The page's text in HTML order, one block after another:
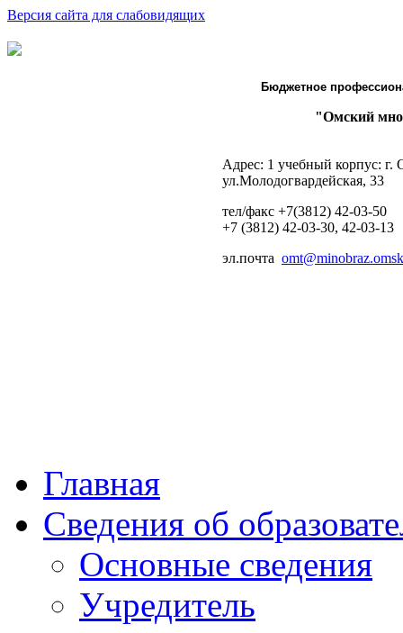
Версия сайта для слабовидящих
Бюджетное
"Омский
Адрес: 1 учебный корпус: г.
ул.Молодогвардейская, 33
тел/факс +7(3812) 42-03-50
+7 (3812) 42-03-30, 42-03-13
эл.почта
Главная
Сведения об
Основные сведения
Учредитель